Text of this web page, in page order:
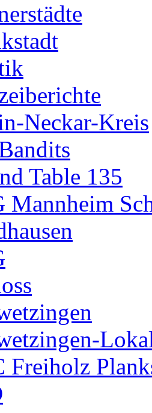
Neckar-Kreis
Table 135
Mannheim
Freiholz